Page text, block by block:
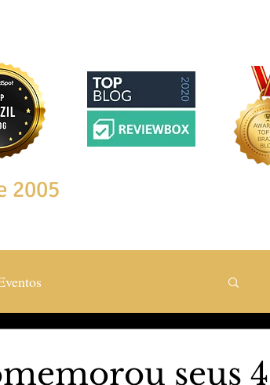
2005
& Bem Estar
seus